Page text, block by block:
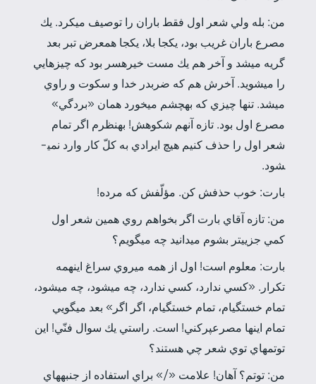
من: بله ولي شعر اول فقط باران را توصيف مي­كرد. يك
مصرع باران غريب بود، يك­جا بلا، يك­جا هم­عرض تبر بعد
گريه مي­شد و آخر هم يك مست خيره­سر بود كه چيزهايي
را مي­شويد. آخرش هم كه ضرب­در خدا و سكوت و راوي
مي­شد. تنها چيزي كه به­چشم مي­خورد همان «بردگي»
مصرع اول بود. تازه آن­هم شكوهش! به­نظرم اگر تمام
شعر اول را حذف كنيم هيچ ايرادي به كلّ كار وارد نمي­
شود.
بارت: خوب حذفش كن. مؤلّفش كه مرده!
من: تازه آقاي بارت اگر بخواهم روي همين شعر اول
كمي جزيي­تر بشوم مي­دانيد چه مي­گويم؟
بارت: معلوم است! اول از همه مي­روي سراغ اين­همه
تكرار. «كسي ندارد، كسي ندارد، چه مي­شود، چه مي­شود،
تمام خستگي­ام، تمام خستگي­ام، اگر اگر» بعد مي­گويي
تمام اينها مصرع­پركني! است. راستي يك سوال فنّي! اين
توتم­هاي توي شعر چي هستند؟
من: توتم؟ آهان! علامت «/» براي استفاده از جنبه­هاي